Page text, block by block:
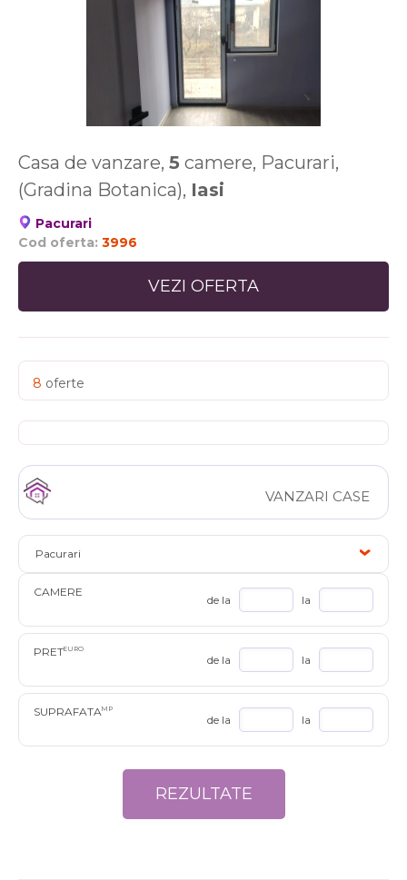
VANZARI CASE
Pacurari
CAMERE
de la la
PRETEURO
de la la
SUPRAFATAMP
de la la
Casa de vanzare, 5 camere, Pacurari,
(Gradina Botanica), Iasi
Pacurari
Cod oferta: 3996
VEZI OFERTA
8 oferte